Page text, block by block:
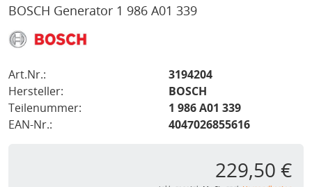
BOSCH Generator 1 986 A01 339
Art.Nr.:
3194204
Hersteller:
BOSCH
Teilenummer:
1 986 A01 339
EAN-Nr.:
4047026855616
229,50 €